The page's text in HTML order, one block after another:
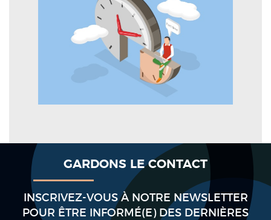
GARDONS LE CONTACT
INSCRIVEZ-VOUS À NOTRE NEWSLETTER
POUR ÊTRE INFORMÉ(E) DES DERNIÈRES